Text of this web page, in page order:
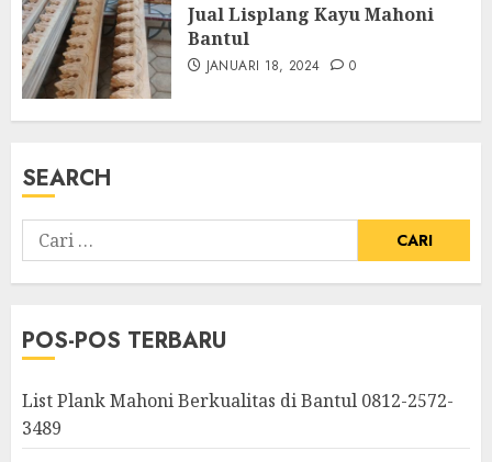
Jual Lisplang Kayu Mahoni
Bantul
JANUARI 18, 2024 0
SEARCH
POS-POS TERBARU
List Plank Mahoni Berkualitas di Bantul 0812-2572-
3489